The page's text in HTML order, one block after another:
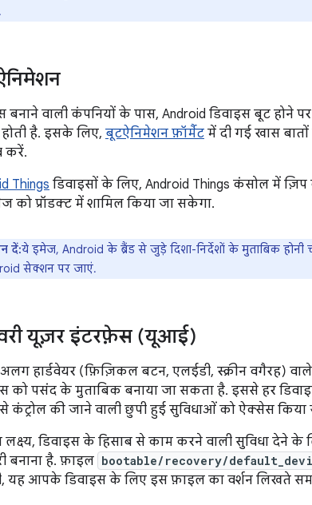
बनाने वाली कंपनियों के पास, Android डिवाइस बूट
होती है. इसके लिए, बूटऐनिमेशन फ़ॉर्मैट में दी गई खास
करें.
Things डिवाइसों के लिए, Android Things कंसोल में
को प्रॉडक्ट में शामिल किया जा सकेगा.
दें:ये इमेज, Android के ब्रैंड से जुड़े दिशा-निर्देशों के मुताबिक होनी
सेक्शन पर जाएं.
यूज़र इंटरफ़ेस (यूआई)
हार्डवेयर (फ़िज़िकल बटन, एलईडी, स्क्रीन वगैरह)
को पसंद के मुताबिक बनाया जा सकता है. इससे हर
कंट्रोल की जाने वाली छुपी हुई सुविधाओं को ऐक्सेस
डिवाइस के हिसाब से काम करने वाली सुविधा देने
बनाना है. फ़ाइल bootable/recovery/
यह आपके डिवाइस के लिए इस फ़ाइल का वर्शन लिखते